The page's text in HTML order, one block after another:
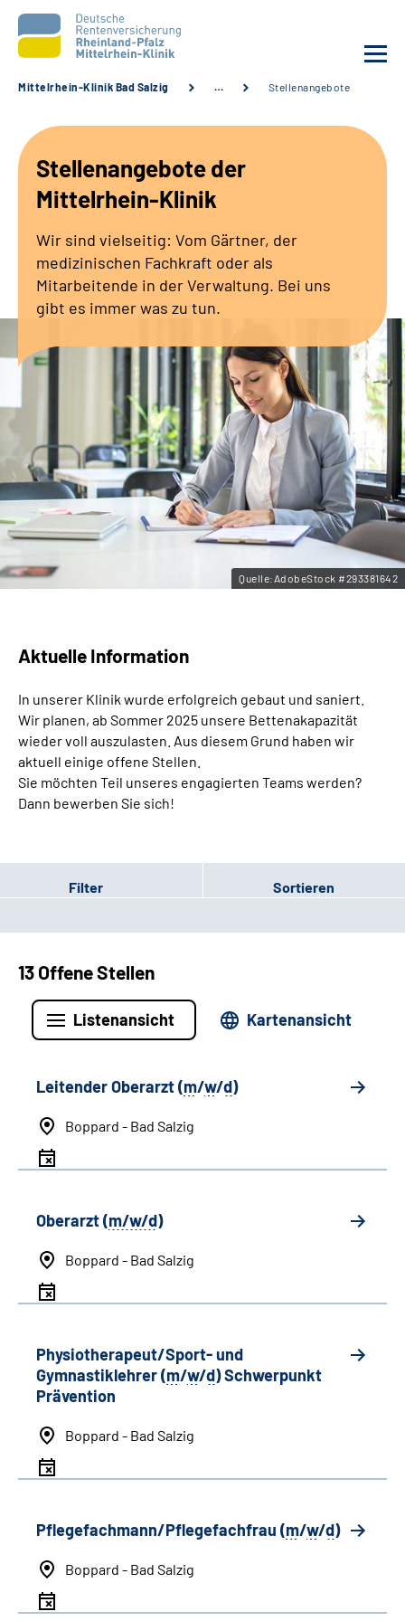
Unsere Angebote
Karriere
Zuweisende &
Leichte Sprache
Gebärdensprache
Mittelrhein-Klinik Bad Salzig … Stellenangebote
Stellenangebote der
Mittelrhein-Klinik
Wir sind vielseitig: Vom Gärtner, der
medizinischen Fachkraft oder als
Mitarbeitende in der Verwaltung. Bei uns
gibt es immer was zu tun.
Quelle:AdobeStock #293381642
Aktuelle Information
In unserer Klinik wurde erfolgreich gebaut und saniert.
Wir planen, ab Sommer 2025 unsere Bettenakapazität
wieder voll auszulasten. Aus diesem Grund haben wir
aktuell einige offene Stellen.
Sie möchten Teil unseres engagierten Teams werden?
Dann bewerben Sie sich!
Filter Sortieren
13 Offene Stellen
Listenansicht Kartenansicht
Leitender Oberarzt (m/w/d)
Boppard - Bad Salzig
Oberarzt (m/w/d)
Boppard - Bad Salzig
Physiotherapeut/Sport- und
Gymnastiklehrer (m/w/d) Schwerpunkt
Prävention
Boppard - Bad Salzig
Pflegefachmann/Pflegefachfrau (m/w/d)
Boppard - Bad Salzig